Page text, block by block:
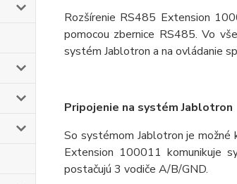
Rozšírenie RS485 Extension
pomocou zbernice RS485. Vo
systém Jablotron a na ovládanie
Pripojenie na systém Jablotron
So systémom Jablotron je
Extension 100011 komunikuje
postačujú 3 vodiče A/B/GND.